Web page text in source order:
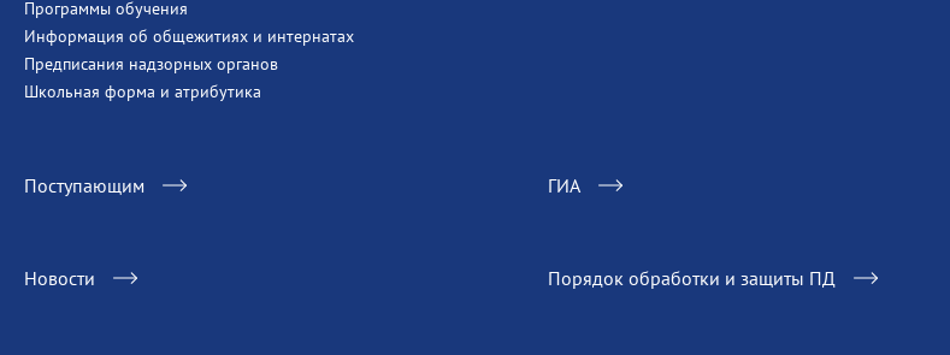
Программы обучения
Информация об общежитиях и интернатах
Предписания надзорных органов
Школьная форма и атрибутика
Поступающим ГИА
Новости Порядок обработки и защиты ПД